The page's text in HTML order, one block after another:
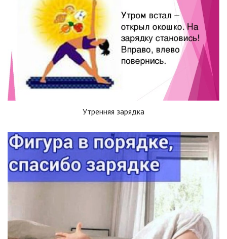
Утренняя зарядка